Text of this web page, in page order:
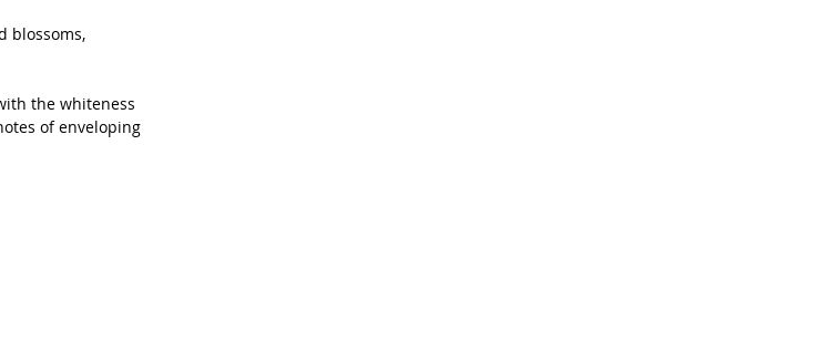
blossoms,
the whiteness
of enveloping